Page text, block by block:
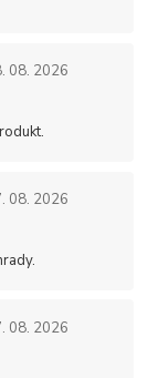
08. 2026
08. 2026
08. 2026